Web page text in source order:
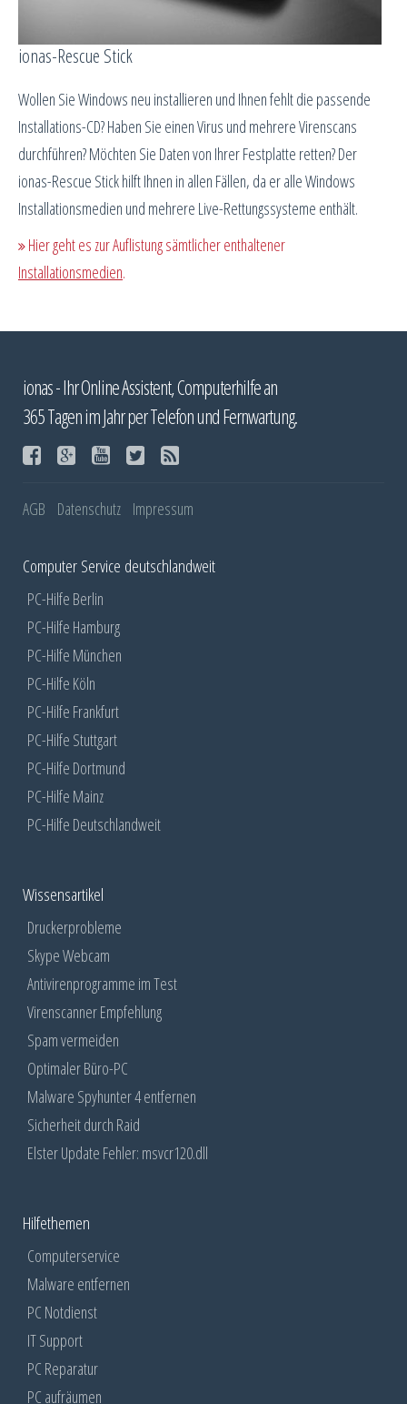
ionas-Rescue Stick
Wollen Sie Windows neu installieren und Ihnen fehlt die passende
Installations-CD? Haben Sie einen Virus und mehrere Virenscans
durchführen? Möchten Sie Daten von Ihrer Festplatte retten? Der
ionas-Rescue Stick hilft Ihnen in allen Fällen, da er alle Windows
Installationsmedien und mehrere Live-Rettungssysteme enthält.
Hier geht es zur Auflistung sämtlicher enthaltener
Installationsmedien.
ionas - Ihr Online Assistent, Computerhilfe an
365 Tagen im Jahr per Telefon und Fernwartung.
AGB Datenschutz Impressum
Computer Service deutschlandweit
PC-Hilfe Berlin
PC-Hilfe Hamburg
PC-Hilfe München
PC-Hilfe Köln
PC-Hilfe Frankfurt
PC-Hilfe Stuttgart
PC-Hilfe Dortmund
PC-Hilfe Mainz
PC-Hilfe Deutschlandweit
Wissensartikel
Druckerprobleme
Skype Webcam
Antivirenprogramme im Test
Virenscanner Empfehlung
Spam vermeiden
Optimaler Büro-PC
Malware Spyhunter 4 entfernen
Sicherheit durch Raid
Elster Update Fehler: msvcr120.dll
Hilfethemen
Computerservice
Malware entfernen
PC Notdienst
IT Support
PC Reparatur
PC aufräumen